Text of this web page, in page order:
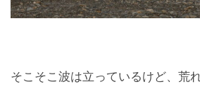
そこそこ波は立っているけど、荒